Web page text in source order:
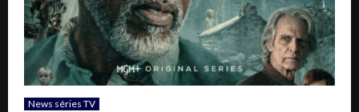
News séries TV